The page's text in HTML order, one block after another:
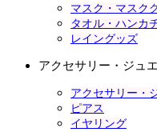
マスク・マスク
タオル・ハンカ
レイングッズ
アクセサリー・ジュ
アクセサリー・
ピアス
イヤリング